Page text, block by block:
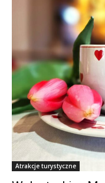
Atrakcje turystyczne